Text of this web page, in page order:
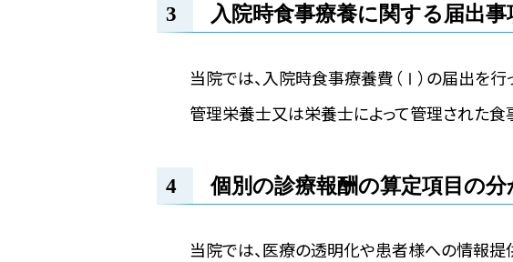
入院時食事療養に関する届出事
当院では、入院時食事療養費（Ⅰ）の届出を行
管理栄養士又は栄養士によって管理された食
個別の診療報酬の算定項目の
当院では、医療の透明化や患者様への情報